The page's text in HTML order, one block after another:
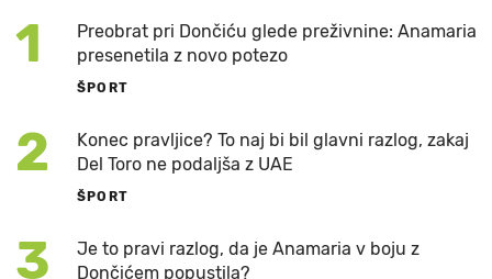
1
Preobrat pri Dončiću glede preživnine: Anamaria
presenetila z novo potezo
ŠPORT
2
Konec pravljice? To naj bi bil glavni razlog, zakaj
Del Toro ne podaljša z UAE
ŠPORT
3
Je to pravi razlog, da je Anamaria v boju z
Dončićem popustila?